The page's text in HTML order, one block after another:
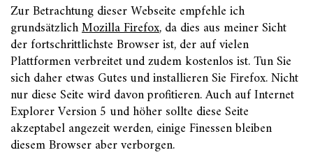
Zur Betrachtung dieser Webseite empfehle ich
grundsätzlichMozilla Firefox, da dies aus meiner Sicht
der fortschrittlichste Browser ist, der auf vielen
Plattformen verbreitet und zudem kostenlos ist. Tun Sie
sich daher etwas Gutes und installieren Sie Firefox. Nicht
nur diese Seite wird davon profitieren. Auch auf Internet
Explorer Version 5 und höher sollte diese Seite
akzeptabel angezeit werden, einige Finessen bleiben
diesem Browser aber verborgen.